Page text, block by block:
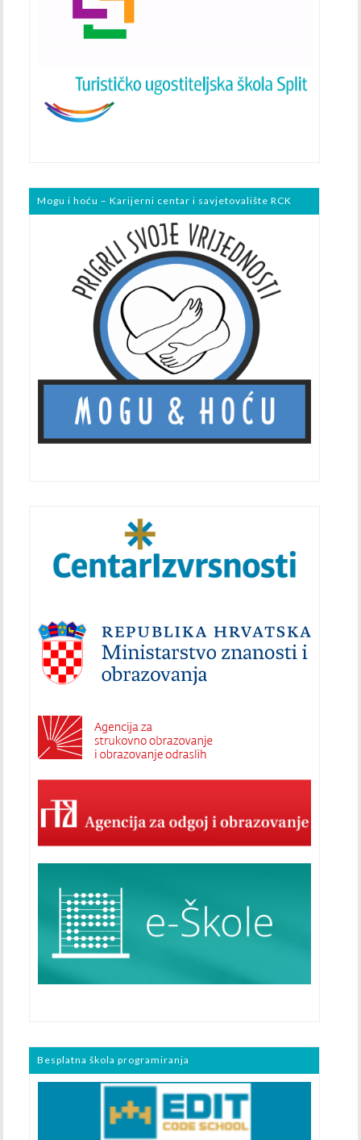
Mogu i hoću – Karijerni centar i savjetovalište RCK
Besplatna škola programiranja